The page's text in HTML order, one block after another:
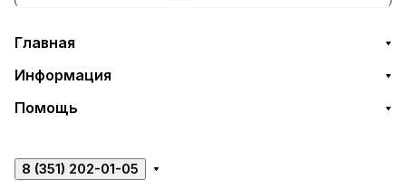
Главная
Информация
Помощь
8 (351) 202-01-05